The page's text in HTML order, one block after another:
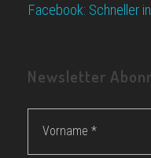
Facebook: Schneller
Newsletter